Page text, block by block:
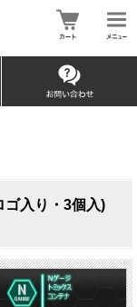
ゴ入り・3個入)